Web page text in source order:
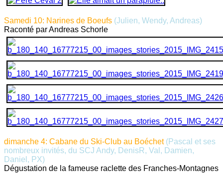
Samedi 10: Narines de Boeufs (Julien, Wendy, Andreas)
Raconté par Andreas Schorle
dimanche 4: Cabane du Ski-Club au Boéchet (Pascal et ses
nombreux invités, du SCJ Andy, DenisR, Val, Damien,
Daniel, PX)
Dégustation de la fameuse raclette des Franches-Montagnes